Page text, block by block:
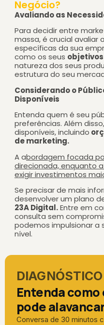
Negócio?
Avaliando as
Para decidir entre
massa, é crucial avaliar
específicas da sua
como os seus
natureza dos seus
estrutura do seu
Considerando o
Disponíveis
Entenda quem é seu
preferências. Além
disponíveis, incluindo
de marketing.
A abordagem focada
direcionada, enquanto
exigir investimentos
Se precisar de mais
desenvolver um plano
23A Digital.Entre em
consulta sem
podemos impulsionar a
nível.
Entenda
pode
Conversa de 30 minutos